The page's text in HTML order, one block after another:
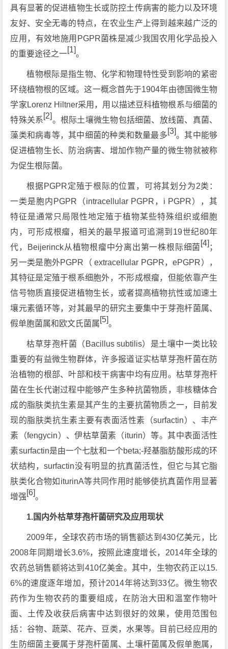
具有显著的促进植物生长或防控土传病害的能力以及环境
友好、安全无毒的特点，在农业生产上得到越来越广泛的
应用，有效地施用PGPR菌株是减少我国农用化学品投入
的重要途径之一[1]。
植物根际是指生物、化学和物理特性受到影响的紧密
环绕植物根的区域。这一概念首先于1904年由德国微生物
学家Lorenz Hiltner采用，用以描述豆科植物根系与细菌的
特殊关系[2]。根际土壤微生物包括细菌、放线菌、真菌、
藻类和病毒等，其中细菌的种类和数量最多[3]。其中能够
促进植物生长、防治病害、增加作物产量的微生物就被称
为促生根际菌。
根据PGPR定殖于根际的位置，可将其划分为2类：
一类是胞内PGPR（intracellular PGPR，i PGPR），其
特征是通常只局限性地定殖于植物某些特殊组织或细胞
内，可形成根瘤，相关的最早报道可追溯到19世纪80年
代，Beijerinck从植物根瘤中分离出第一株根际细菌 [4] ；
另一类是胞外PGPR（ extracellular PGPR，ePGPR），
其特征是定殖于根系细胞外，不形成根瘤，但能依靠产生
信号物质直接促进植物生长，或者提高植物抗性或加速土
壤元素循环等，对其最早的研究主要集中于芽孢杆菌属、
假单胞菌属和欧文氏菌属[5]。
枯草芽孢杆菌（Bacillus subtilis）是土壤中一类比较
重要的有益微生物群体，许多报道证实枯草芽孢杆菌在防
治植物的根部、叶部和枝干病害中均有应用。枯草芽孢杆
菌在生长代谢过程中能够产生多种抗菌物质，非核糖体合
成的脂肤类抗生素是其产生的主要抗菌物质之一，目前发
现的脂肤类抗生素主要有表面活性素（surfactin）、丰产
素（fengycin）、伊枯草菌素（iturin）等。其中表面活性
素surfactin是由一个七肽和一个beta;-羟基脂肪酸形成的环
状结构，surfactin没有明显的抗真菌活性，但它与其它脂
肤类化合物如iturinA等共同作用时能够使抗真菌作用显著
增强[6]。
1.国内外枯草芽孢杆菌研究及应用现状
2009年，全球农药市场的销售额达到430亿美元，比
2008年同期增长3.6%，按照此速度增长，2014年全球的
农药总销售额将达到410亿美金。其中，生物农药正以15.
6%的速度逐年增加，预计2014年将达到33亿。微生物农
药作为生物农药的重要组成，在防治大田和温室作物叶
面、土传及收获后病害中达到很好的效果，使用范围包
括：谷物、蔬菜、花卉、豆类，水果等。目前已经应用的
生防细菌主要属于芽孢杆菌属、土壤杆菌属及假单胞属，